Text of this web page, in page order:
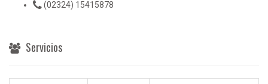
(02324) 15415878
Servicios